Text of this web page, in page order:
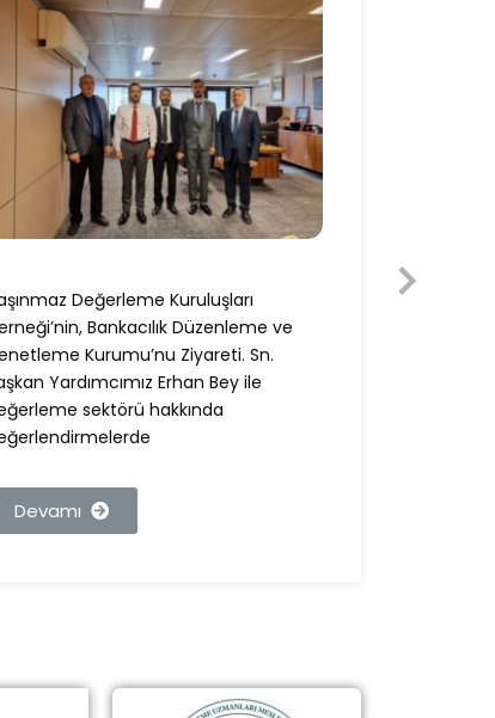
Değerleme Kuruluşları
Bankacılık Düzenleme ve
Kurumu’nu Ziyareti. Sn.
Yardımcımız Erhan Bey ile
sektörü hakkında
Devamı